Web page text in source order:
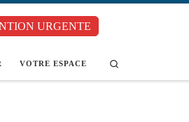
URGENTE
VOTRE ESPACE